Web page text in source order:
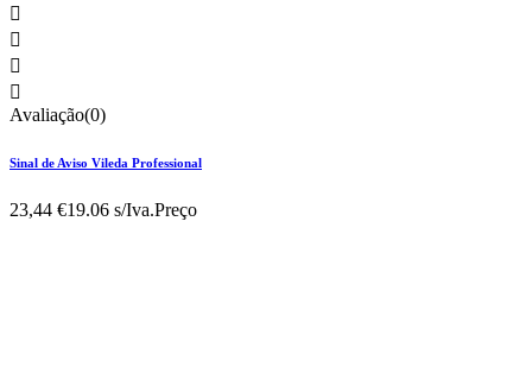




Avaliação(0)
Sinal de Aviso Vileda Professional
23,44 €19.06 s/Iva.Preço